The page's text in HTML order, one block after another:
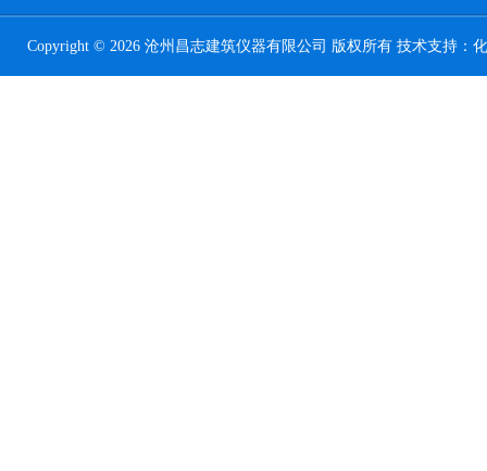
Copyright © 2026 沧州昌志建筑仪器有限公司 版权所有 技术支持：